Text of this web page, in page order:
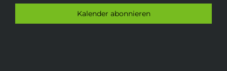
Kalender abonnieren